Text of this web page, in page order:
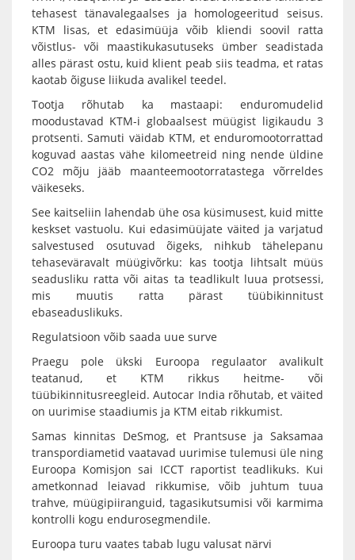
tehasest tänavalegaalses ja homologeeritud seisus.
KTM lisas, et edasimüüja võib kliendi soovil ratta
võistlus- või maastikukasutuseks ümber seadistada
alles pärast ostu, kuid klient peab siis teadma, et ratas
kaotab õiguse liikuda avalikel teedel.
Tootja rõhutab ka mastaapi: enduromudelid
moodustavad KTM-i globaalsest müügist ligikaudu 3
protsenti. Samuti väidab KTM, et enduromootorrattad
koguvad aastas vähe kilomeetreid ning nende üldine
CO2 mõju jääb maanteemootorratastega võrreldes
väikeseks.
See kaitseliin lahendab ühe osa küsimusest, kuid mitte
keskset vastuolu. Kui edasimüüjate väited ja varjatud
salvestused osutuvad õigeks, nihkub tähelepanu
tehaseväravalt müügivõrku: kas tootja lihtsalt müüs
seadusliku ratta või aitas ta teadlikult luua protsessi,
mis muutis ratta pärast tüübikinnitust
ebaseaduslikuks.
Regulatsioon võib saada uue surve
Praegu pole ükski Euroopa regulaator avalikult
teatanud, et KTM rikkus heitme- või
tüübikinnitusreegleid. Autocar India rõhutab, et väited
on uurimise staadiumis ja KTM eitab rikkumist.
Samas kinnitas DeSmog, et Prantsuse ja Saksamaa
transpordiametid vaatavad uurimise tulemusi üle ning
Euroopa Komisjon sai ICCT raportist teadlikuks. Kui
ametkonnad leiavad rikkumise, võib juhtum tuua
trahve, müügipiiranguid, tagasikutsumisi või karmima
kontrolli kogu endurosegmendile.
Euroopa turu vaates tabab lugu valusat närvi